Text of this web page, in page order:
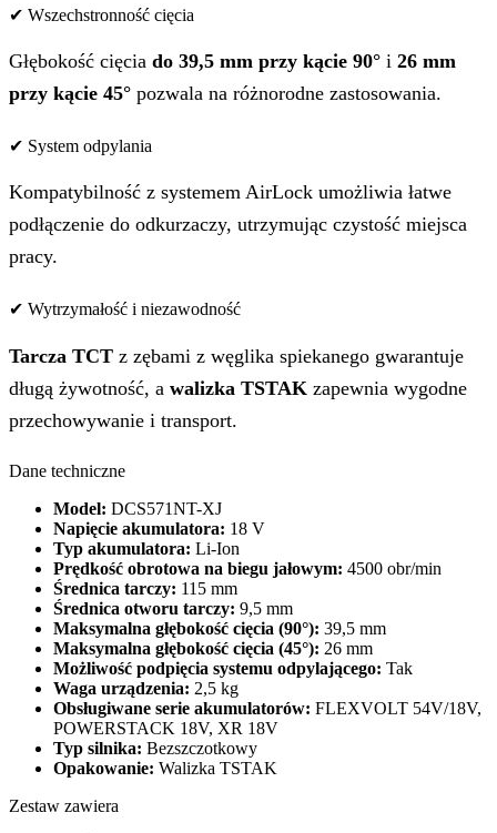
✔ Wszechstronność cięcia
Głębokość cięcia do 39,5 mm przy kącie 90° i 26 mm
przy kącie 45° pozwala na różnorodne zastosowania.
✔ System odpylania
Kompatybilność z systemem AirLock umożliwia łatwe
podłączenie do odkurzaczy, utrzymując czystość miejsca
pracy.
✔ Wytrzymałość i niezawodność
Tarcza TCT z zębami z węglika spiekanego gwarantuje
długą żywotność, a walizka TSTAK zapewnia wygodne
przechowywanie i transport.
Dane techniczne
Model: DCS571NT-XJ
Napięcie akumulatora: 18 V
Typ akumulatora: Li-Ion
Prędkość obrotowa na biegu jałowym: 4500 obr/min
Średnica tarczy: 115 mm
Średnica otworu tarczy: 9,5 mm
Maksymalna głębokość cięcia (90°): 39,5 mm
Maksymalna głębokość cięcia (45°): 26 mm
Możliwość podpięcia systemu odpylającego: Tak
Waga urządzenia: 2,5 kg
Obsługiwane serie akumulatorów: FLEXVOLT 54V/18V,
POWERSTACK 18V, XR 18V
Typ silnika: Bezszczotkowy
Opakowanie: Walizka TSTAK
Zestaw zawiera